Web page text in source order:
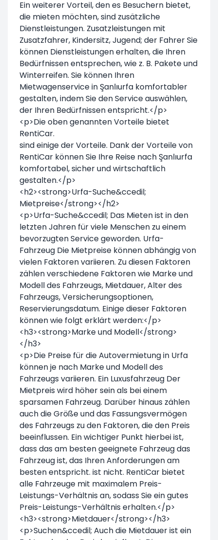
Ein weiterer Vorteil, den es Besuchern bietet,
die mieten möchten, sind zusätzliche
Dienstleistungen. Zusatzleistungen mit
Zusatzfahrer, Kindersitz, Jugend; der Fahrer Sie
können Dienstleistungen erhalten, die Ihren
Bedürfnissen entsprechen, wie z. B. Pakete und
Winterreifen. Sie können Ihren
Mietwagenservice in Şanlıurfa komfortabler
gestalten, indem Sie den Service auswählen,
der Ihren Bedürfnissen entspricht.</p>
<p>Die oben genannten Vorteile bietet
RentiCar.
sind einige der Vorteile. Dank der Vorteile von
RentiCar können Sie Ihre Reise nach Şanlıurfa
komfortabel, sicher und wirtschaftlich
gestalten.</p>
<h2><strong>Urfa-Suche&ccedil;
Mietpreise</strong></h2>
<p>Urfa-Suche&ccedil; Das Mieten ist in den
letzten Jahren für viele Menschen zu einem
bevorzugten Service geworden. Urfa-
Fahrzeug Die Mietpreise können abhängig von
vielen Faktoren variieren. Zu diesen Faktoren
zählen verschiedene Faktoren wie Marke und
Modell des Fahrzeugs, Mietdauer, Alter des
Fahrzeugs, Versicherungsoptionen,
Reservierungsdatum. Einige dieser Faktoren
können wie folgt erklärt werden:</p>
<h3><strong>Marke und Modell</strong>
</h3>
<p>Die Preise für die Autovermietung in Urfa
können je nach Marke und Modell des
Fahrzeugs variieren. Ein Luxusfahrzeug Der
Mietpreis wird höher sein als bei einem
sparsamen Fahrzeug. Darüber hinaus zählen
auch die Größe und das Fassungsvermögen
des Fahrzeugs zu den Faktoren, die den Preis
beeinflussen. Ein wichtiger Punkt hierbei ist,
dass das am besten geeignete Fahrzeug das
Fahrzeug ist, das Ihren Anforderungen am
besten entspricht. ist nicht. RentiCar bietet
alle Fahrzeuge mit maximalem Preis-
Leistungs-Verhältnis an, sodass Sie ein gutes
Preis-Leistungs-Verhältnis erhalten.</p>
<h3><strong>Mietdauer</strong></h3>
<p>Suchen&ccedil; Auch die Mietdauer ist ein